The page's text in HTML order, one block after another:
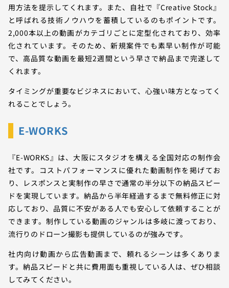
用方法を提示してくれます。また、自社で『Creative Stock』
と呼ばれる技術ノウハウを蓄積しているのもポイントです。
2,000本以上の動画がカテゴリごとに定型化されており、効率
化されています。そのため、新規案件でも素早い制作が可能
で、高品質な動画を最短2週間という早さで納品まで完遂して
くれます。
タイミングが重要なビジネスにおいて、心強い味方となってく
れることでしょう。
E-WORKS
『E-WORKS』は、大阪にスタジオを構える全国対応の制作会
社です。コストパフォーマンスに優れた動画制作を掲げてお
り、レスポンスと実制作の早さで通常の半分以下の納品スピー
ドを実現しています。納品から半年経過するまで無料修正に対
応しており、品質に不安がある人でも安心して依頼することが
できます。制作している動画のジャンルは多岐に渡っており、
流行りのドローン撮影も提供しているのが強みです。
社内向け動画から広告動画まで、頼れるシーンは多くありま
す。納品スピードと共に費用面も重視している人は、ぜひ相談
してみてください。